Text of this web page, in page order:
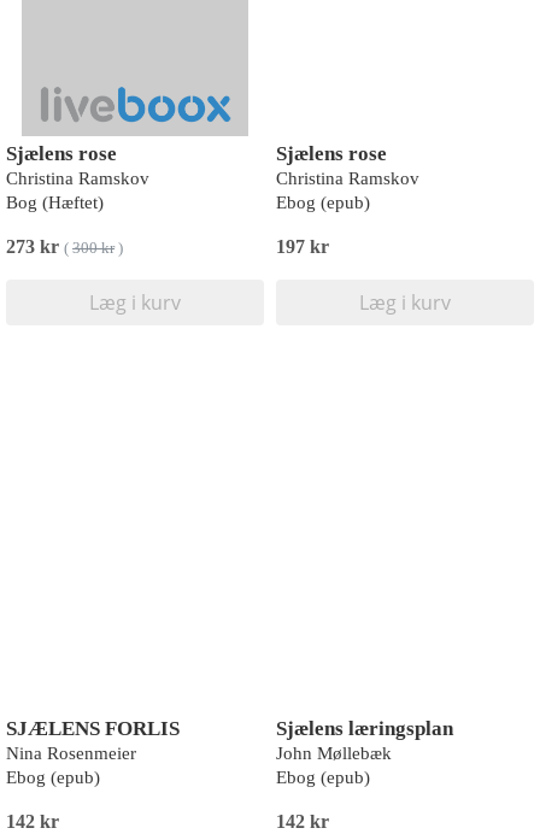
Sjælens rose
Christina Ramskov
Bog (Hæftet)
273 kr ( 300 kr)
Læg i kurv
Sjælens rose
Christina Ramskov
Ebog (epub)
197 kr
Læg i kurv
SJÆLENS FORLIS
Nina Rosenmeier
Ebog (epub)
142 kr
Sjælens læringsplan
John Møllebæk
Ebog (epub)
142 kr